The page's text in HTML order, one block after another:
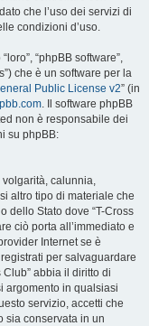
che l’uso dei servizi di
condizioni d’uso.
“phpBB software”,
che è un software per la
Public License v2” (in
. Il software phpBB
non è responsabile dei
su phpBB:
calunnia,
altro tipo di materiale che
dello Stato dove “T-Cross
ciò porta all’immediato e
Internet se è
per salvaguardare
abbia il diritto di
argomento in qualsiasi
servizio, accetti che
sia conservata in un